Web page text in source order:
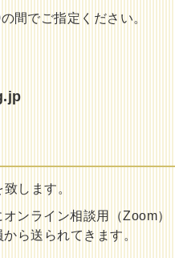
でご指定ください。
します。
ンライン相談用（Zoom）
ら送られてきます。